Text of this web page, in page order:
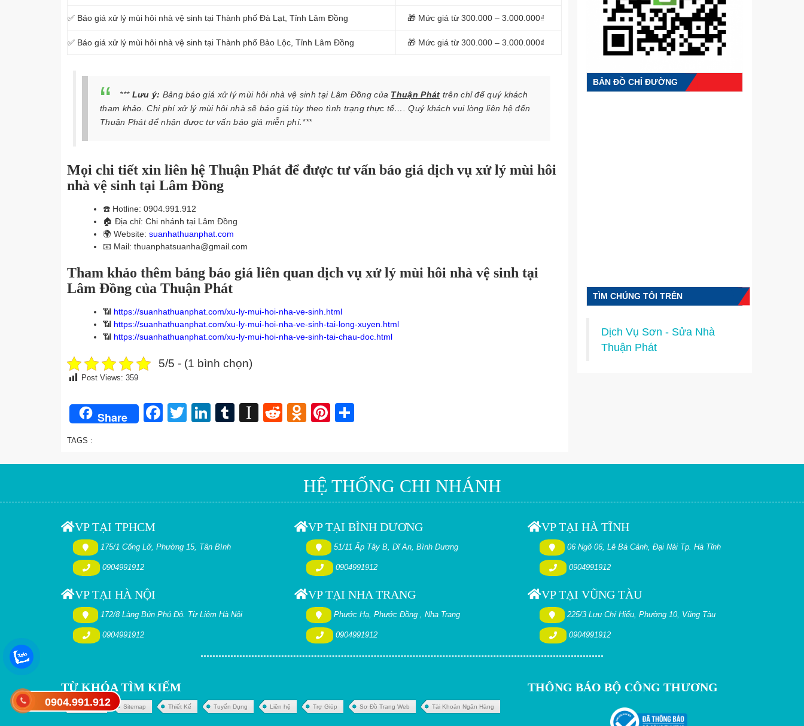
✅ Báo giá xử lý mùi hôi nhà vệ sinh tại Thành phố Đà Lạt, Tỉnh Lâm Đồng 🎁 Mức giá từ 300.000 – 3.000.000₫
✅ Báo giá xử lý mùi hôi nhà vệ sinh tại Thành phố Bảo Lộc, Tỉnh Lâm Đồng 🎁 Mức giá từ 300.000 – 3.000.000₫
*** Lưu ý: Bảng báo giá xử lý mùi hôi nhà vệ sinh tại Lâm Đồng của Thuận Phát trên chỉ để quý khách
tham khảo. Chi phí xử lý mùi hôi nhà sẽ báo giá tùy theo tình trạng thực tế…. Quý khách vui lòng liên hệ đến
Thuận Phát để nhận được tư vấn báo giá miễn phí.***
Mọi chi tiết xin liên hệ Thuận Phát để được tư vấn báo giá dịch vụ xử lý mùi hôi
nhà vệ sinh tại Lâm Đồng
☎️ Hotline: 0904.991.912
🏠 Địa chỉ: Chi nhánh tại Lâm Đồng
🌍 Website: suanhathuanphat.com
📧 Mail: thuanphatsuanha@gmail.com
Tham khảo thêm bảng báo giá liên quan dịch vụ xử lý mùi hôi nhà vệ sinh tại
Lâm Đồng của Thuận Phát
📶 https://suanhathuanphat.com/xu-ly-mui-hoi-nha-ve-sinh.html
📶 https://suanhathuanphat.com/xu-ly-mui-hoi-nha-ve-sinh-tai-long-xuyen.html
📶 https://suanhathuanphat.com/xu-ly-mui-hoi-nha-ve-sinh-tai-chau-doc.html
5/5 - (1 bình chọn)
Post Views: 359
Share Facebook
TwitterLinkedIn
Tumblr
Instapaper
RedditOdnoklassniki
Pinterest
TAGS :
BẢN ĐỒ CHỈ ĐƯỜNG
TÌM CHÚNG TÔI TRÊN
Dịch Vụ Sơn - Sửa Nhà
Thuận Phát
HỆ THỐNG CHI NHÁNH
VP TẠI TPHCM
175/1 Cống Lỡ, Phường 15, Tân Bình
0904991912
VP TẠI BÌNH DƯƠNG
51/11 Ấp Tây B, Dĩ An, Bình Dương
0904991912
VP TẠI HÀ TĨNH
06 Ngõ 06, Lê Bá Cảnh, Đại Nài Tp. Hà Tĩnh
0904991912
VP TẠI HÀ NỘI
172/8 Làng Bún Phú Đô. Từ Liêm Hà Nội
0904991912
VP TẠI NHA TRANG
Phước Hạ, Phước Đồng , Nha Trang
0904991912
VP TẠI VŨNG TÀU
225/3 Lưu Chí Hiếu, Phường 10, Vũng Tàu
0904991912
TỪ KHÓA TÌM KIẾM
Giới Thiệu Sitemap Thiết Kế Tuyển Dụng Liên hệ Trợ Giúp Sơ Đồ Trang Web Tài Khoản Ngân Hàng
THÔNG BÁO BỘ CÔNG THƯƠNG
0904.991.912